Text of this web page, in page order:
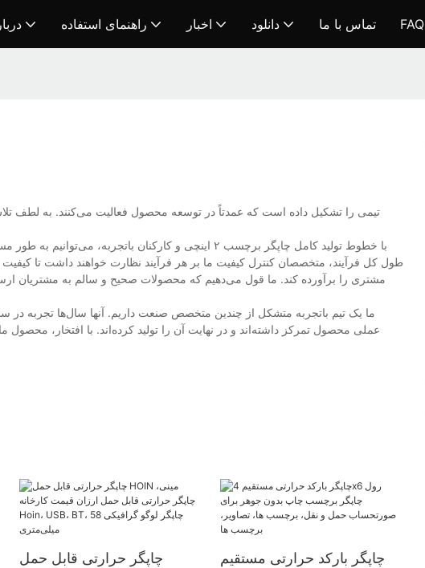
راهنمای استفاده اخبار دانلود تماس با ما FAQ
با خطوط تولید کامل چاپگر برچسب ۲ اینچی و کارکنان
طول کل فرآیند، متخصصان کنترل کیفیت ما بر هر فرآیند نظارت خواهند داشت تا
چاپگر حرارتی قابل حمل
چاپگر بارکد حرارتی مستقیم